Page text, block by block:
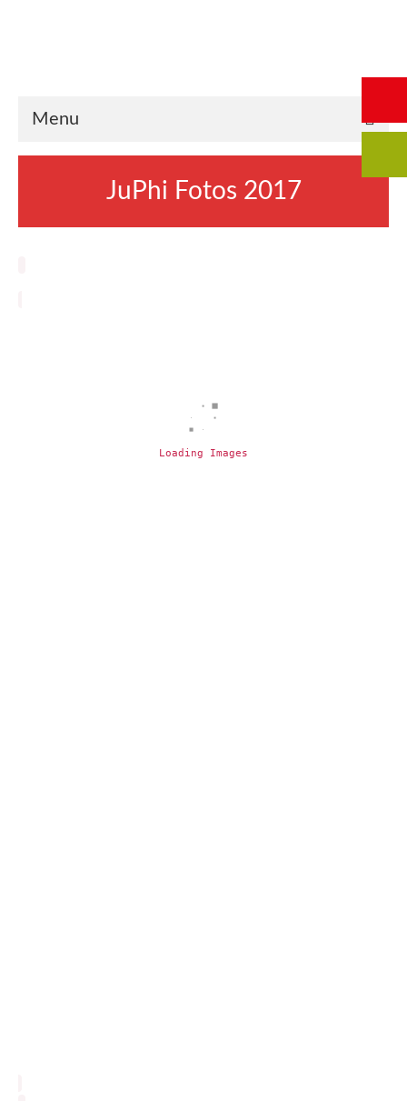
Menu
JuPhi Fotos 2017
Loading Images